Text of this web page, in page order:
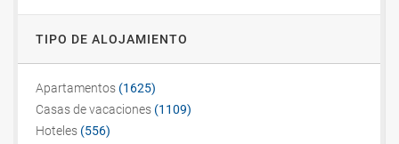
TIPO DE ALOJAMIENTO
Apartamentos (1625)
Сasas de vacaciones (1109)
Hoteles (556)